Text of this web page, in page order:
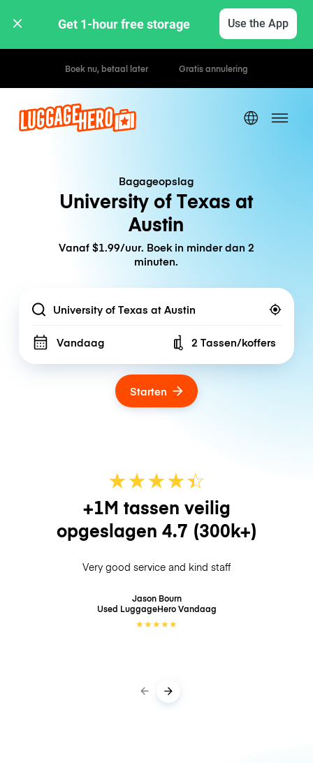
Get 1-hour free storage Use the App
Uur- / dagtarieven
Bagageopslag
University of Texas at
Austin
Vanaf $1.99/uur. Boek in minder dan 2
minuten.
Location
Vandaag Number of bags
2 Tassen/koffers
Starten
★★★★☆
★
+1M tassen veilig
opgeslagen 4.7 (300k+)
Very good service and kind staff
Jason Bourn
Used LuggageHeroVandaag
★★★★★